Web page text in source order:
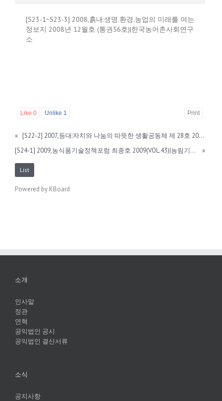
[S23-1~S23-3] 2008,흙내:생명.환경.농업의 미래를 여는
정보지 2008년 12월호 (통권56호)|한국농어촌사회연구
소
Like 0 Unlike 1 Print
«
[S22-2] 2007,등대:자치와 나눔의 따뜻한 생활공동체 제 28호 2007.7 (통권 제 33호)|YMCA등대생활협동운동
[S24-1] 2009,농식품기술정책포럼 최종호 2009(VOL.43)|농림기술관리센터
»
List
Powered by KBoard
소개
인사말
정관
연혁
공익법인 공시
공익법인 결산서류
소식
공지사항